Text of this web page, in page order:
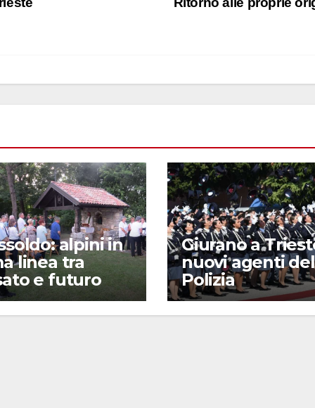
alpini in
linea tra
e futuro
Giurano a
nuovi agenti
Polizia